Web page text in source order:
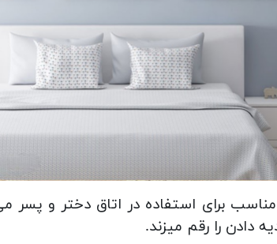
برای استفاده در اتاق دختر و پسر
دادن را رقم میزند.